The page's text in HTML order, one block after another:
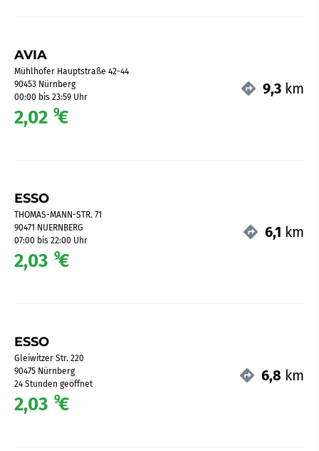
AVIA
Mühlhofer Hauptstraße 42-44
90453 Nürnberg
00:00 bis 23:59 Uhr
2,02 9€
9,3 km
ESSO
THOMAS-MANN-STR. 71
90471 NUERNBERG
07:00 bis 22:00 Uhr
2,03 9€
6,1 km
ESSO
Gleiwitzer Str. 220
90475 Nürnberg
24 Stunden geöffnet
2,03 9€
6,8 km